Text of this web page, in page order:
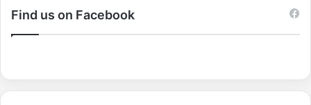
r
:
Find us on Facebook